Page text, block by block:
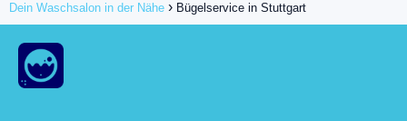
Dein Waschsalon in der Nähe Bügelservice in Stuttgart